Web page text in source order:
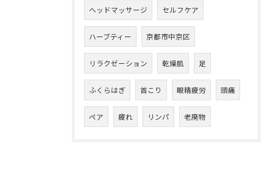
ヘッドマッサージ セルフケア
ハーブティー 京都市中京区
リラクゼーション 乾燥肌 足
ふくらはぎ 首こり 眼精疲労 頭痛
ペア 疲れ リンパ 老廃物